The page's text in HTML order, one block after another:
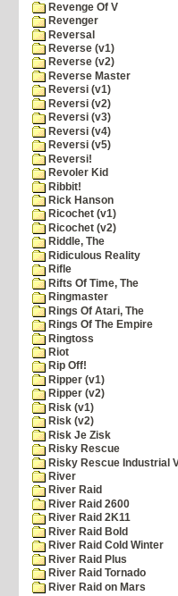
Revenge Of V
Revenger
Reversal
Reverse (v1)
Reverse (v2)
Reverse Master
Reversi (v1)
Reversi (v2)
Reversi (v3)
Reversi (v4)
Reversi (v5)
Reversi!
Revoler Kid
Ribbit!
Rick Hanson
Ricochet (v1)
Ricochet (v2)
Riddle, The
Ridiculous Reality
Rifle
Rifts Of Time, The
Ringmaster
Rings Of Atari, The
Rings Of The Empire
Ringtoss
Riot
Rip Off!
Ripper (v1)
Ripper (v2)
Risk (v1)
Risk (v2)
Risk Je Zisk
Risky Rescue
Risky Rescue Industrial
River
River Raid
River Raid 2600
River Raid 2K11
River Raid Bold
River Raid Cold Winter
River Raid Plus
River Raid Tornado
River Raid on Mars